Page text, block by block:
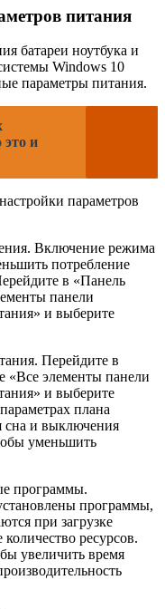
питания
батареи ноутбука и
Windows 10
параметры питания.
и
параметров
Включение режима
потребление
в «Панель
панели
и выберите
Перейдите в
«Все элементы панели
и выберите
плана
сна и выключения
уменьшить
программы.
программы,
при загрузке
ресурсов.
увеличить время